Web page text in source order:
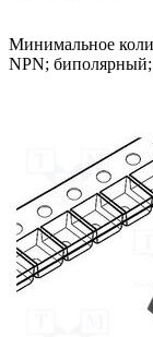
Минимальное
NPN;